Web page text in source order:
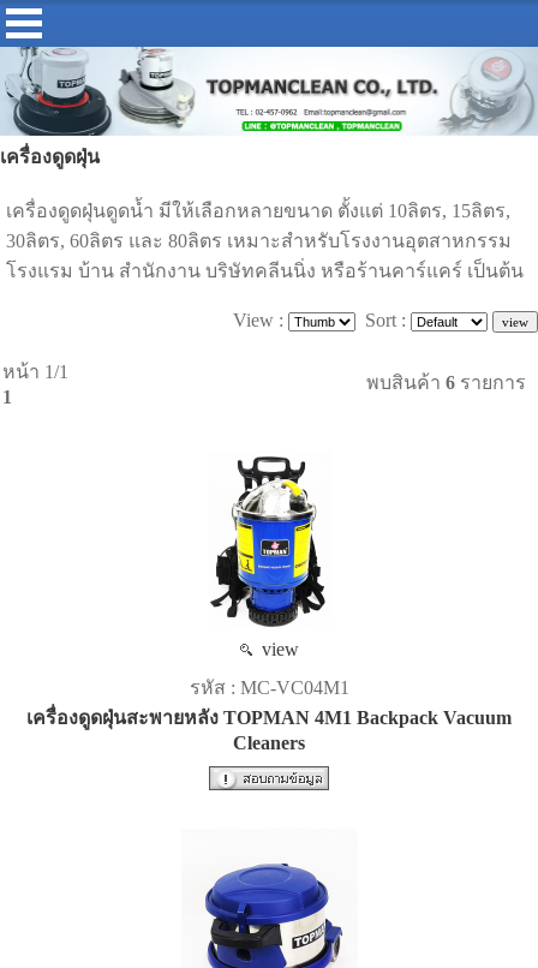
เครื่องดูดฝุ่น
เครื่องดูดฝุ่นดูดน้ำ มีให้เลือกหลายขนาด ตั้งแต่ 10ลิตร, 15ลิตร,
30ลิตร, 60ลิตร และ 80ลิตร เหมาะสำหรับโรงงานอุตสาหกรรม
โรงแรม บ้าน สำนักงาน บริษัทคลีนนิ่ง หรือร้านคาร์แคร์ เป็นต้น
View : Sort :
หน้า 1/1
1
พบสินค้า 6 รายการ
view
รหัส : MC-VC04M1
เครื่องดูดฝุ่นสะพายหลัง TOPMAN 4M1 Backpack Vacuum
Cleaners